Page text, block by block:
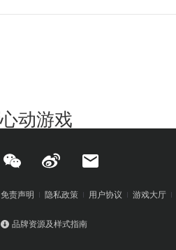
免责声明 隐私政策 用户协议 游戏大厅
品牌资源及样式指南